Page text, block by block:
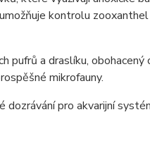
kontrolu
pufrů a draslíku, obohacený
mikrofauny.
pro akvarijní